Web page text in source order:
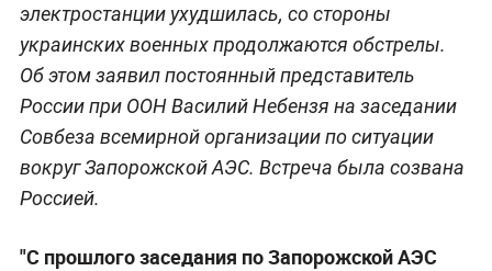
электростанции ухудшилась, со стороны
украинских военных продолжаются обстрелы.
Об этом заявил постоянный представитель
России при ООН Василий Небензя на заседании
Совбеза всемирной организации по ситуации
вокруг Запорожской АЭС. Встреча была созвана
Россией.
"С прошлого заседания по Запорожской АЭС